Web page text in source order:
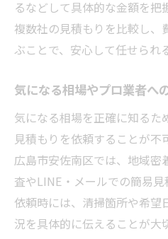
るなどして具体的な金額を把
複数社の見積もりを比較し、
ぶことで、安心して任せられ
気になる相場やプロ業者へ
気になる相場を正確に知るた
見積もりを依頼することが不
広島市安佐南区では、地域密
査やLINE・メールでの簡易見
依頼時には、清掃箇所や希望
況を具体的に伝えることが大